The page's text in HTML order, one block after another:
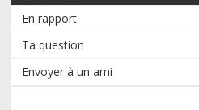
En rapport
Ta question
Envoyer à un ami